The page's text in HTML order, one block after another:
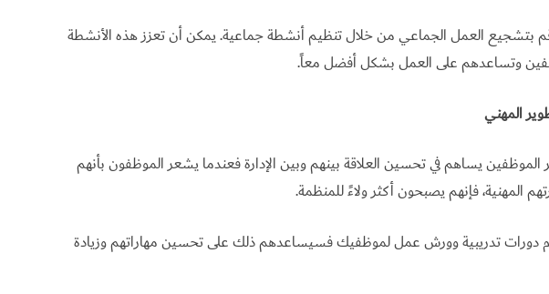
بتشجيع العمل الجماعي من خلال تنظيم أنشطة جماعية. يمكن أن تعزز هذه الأنشطة
وتساعدهم على العمل بشكل أفضل معاً.
المهني
الموظفين يساهم في تحسين العلاقة بينهم وبين الإدارة فعندما يشعر الموظفون بأنهم
المهنية، فإنهم يصبحون أكثر ولاءً للمنظمة.
دورات تدريبية وورش عمل لموظفيك فسيساعدهم ذلك على تحسين مهاراتهم وزيادة